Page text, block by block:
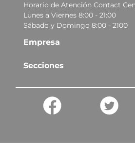
Horario de Atención Contact
Lunes a Viernes 8:00 - 21:00
Sábado y Domingo 8:00 - 2100
Empresa
Secciones